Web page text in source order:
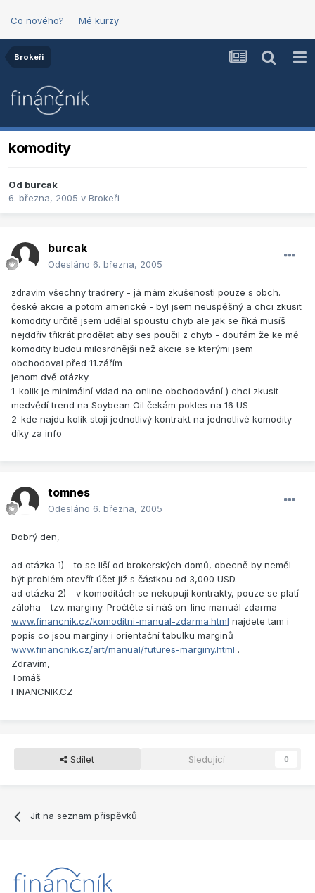
Co nového? Mé kurzy
Brokeři
komodity
Od burcak
6. března, 2005 v Brokeři
burcak
Odesláno 6. března, 2005
zdravim všechny tradrery - já mám zkušenosti pouze s obch.
české akcie a potom americké - byl jsem neuspěšný a chci zkusit
komodity určitě jsem udělal spoustu chyb ale jak se říká musíš
nejddřív třikrát prodělat aby ses poučil z chyb - doufám že ke mě
komodity budou milosrdnější než akcie se kterými jsem
obchodoval před 11.zářím
jenom dvě otázky
1-kolik je minimální vklad na online obchodování ) chci zkusit
medvědí trend na Soybean Oil čekám pokles na 16 US
2-kde najdu kolik stoji jednotlivý kontrakt na jednotlivé komodity
díky za info
tomnes
Odesláno 6. března, 2005
Dobrý den,
ad otázka 1) - to se liší od brokerských domů, obecně by neměl
být problém otevřít účet již s částkou od 3,000 USD.
ad otázka 2) - v komoditách se nekupují kontrakty, pouze se platí
záloha - tzv. marginy. Pročtěte si náš on-line manuál zdarma
www.financnik.cz/komoditni-manual-zdarma.html najdete tam i
popis co jsou marginy i orientační tabulku marginů
www.financnik.cz/art/manual/futures-marginy.html .
Zdravím,
Tomáš
FINANCNIK.CZ
Sdílet Sledující 0
Jít na seznam příspěvků